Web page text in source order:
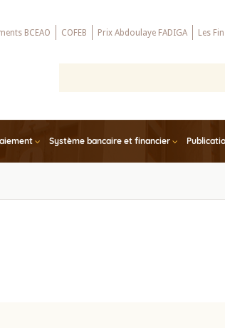
BCEAO COFEB Prix Abdoulaye FADIGA Les
Système bancaire et financier